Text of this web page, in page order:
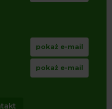
pokaż e-mail
pokaż e-mail